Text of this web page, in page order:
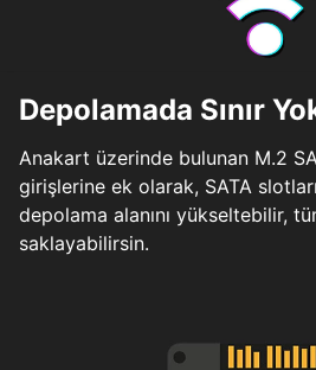
Depolamada Sınır
Anakart üzerinde bulunan M.2
girişlerine ek olarak, SATA
depolama alanını yükseltebilir,
saklayabilirsin.